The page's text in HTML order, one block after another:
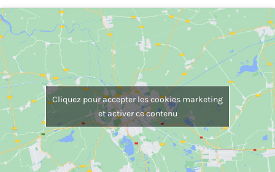
Cliquez pour accepter les cookies marketing
et activer ce contenu
r
n
v
e
: